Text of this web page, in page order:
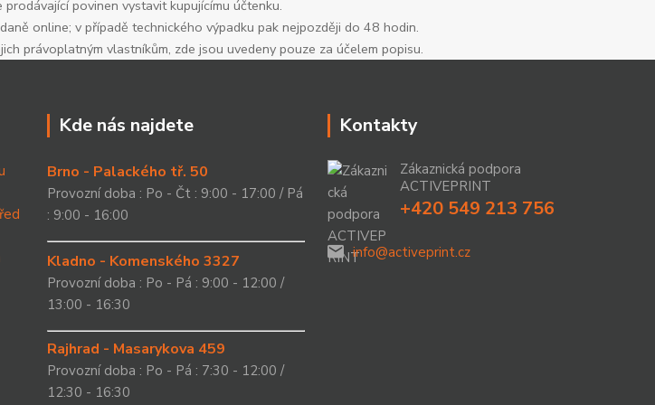
povinen vystavit kupujícímu účtenku.
online; v případě technického výpadku pak nejpozději do 48 hodin.
právoplatným vlastníkům, zde jsou uvedeny pouze za účelem popisu.
Kde nás najdete
Brno - Palackého tř. 50
Provozní doba : Po - Čt : 9:00 - 17:00 / Pá
: 9:00 - 16:00
Kladno - Komenského 3327
Provozní doba : Po - Pá : 9:00 - 12:00 /
13:00 - 16:30
Rajhrad - Masarykova 459
Provozní doba : Po - Pá : 7:30 - 12:00 /
12:30 - 16:30
Kontakty
Zákaznická podpora
ACTIVEPRINT
+420 549 213 756
info@activeprint.cz